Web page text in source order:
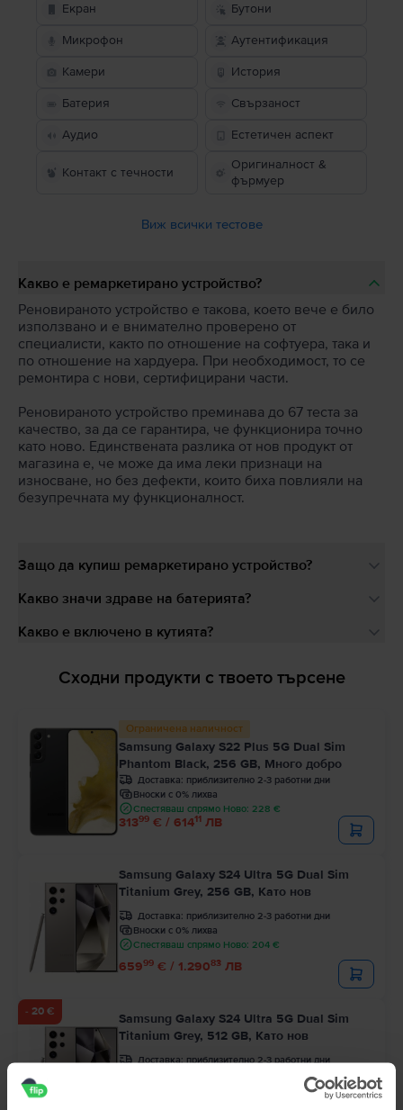
Екран Бутони
Микрофон Аутентификация
Камери История
Батерия Свързаност
Аудио Естетичен аспект
Контакт с течности
Оригиналност &
фърмуер
Виж всички тестове
Какво е ремаркетирано устройство?
Реновираното устройство е такова, което вече е било
използвано и е внимателно проверено от
специалисти, както по отношение на софтуера, така и
по отношение на хардуера. При необходимост, то се
ремонтира с нови, сертифицирани части.
Реновираното устройство преминава до 67 теста за
качество, за да се гарантира, че функционира точно
като ново. Единствената разлика от нов продукт от
магазина е, че може да има леки признаци на
износване, но без дефекти, които биха повлияли на
безупречната му функционалност.
Защо да купиш ремаркетирано устройство?
Какво значи здраве на батерията?
Какво е включено в кутията?
Сходни продукти с твоето търсене
Ограничена наличност
Samsung Galaxy S22 Plus 5G Dual Sim
Phantom Black, 256 GB, Много добро
Доставка: приблизително 2-3 работни дни
Вноски с 0% лихва
Спестяваш спрямо Ново: 228 €
31399 € / 61411 ЛВ
Samsung Galaxy S24 Ultra 5G Dual Sim
Titanium Grey, 256 GB, Като нов
Доставка: приблизително 2-3 работни дни
Вноски с 0% лихва
Спестяваш спрямо Ново: 204 €
65999 € / 1.29083 ЛВ
- 20 €
Samsung Galaxy S24 Ultra 5G Dual Sim
Titanium Grey, 512 GB, Като нов
Доставка: приблизително 2-3 работни дни